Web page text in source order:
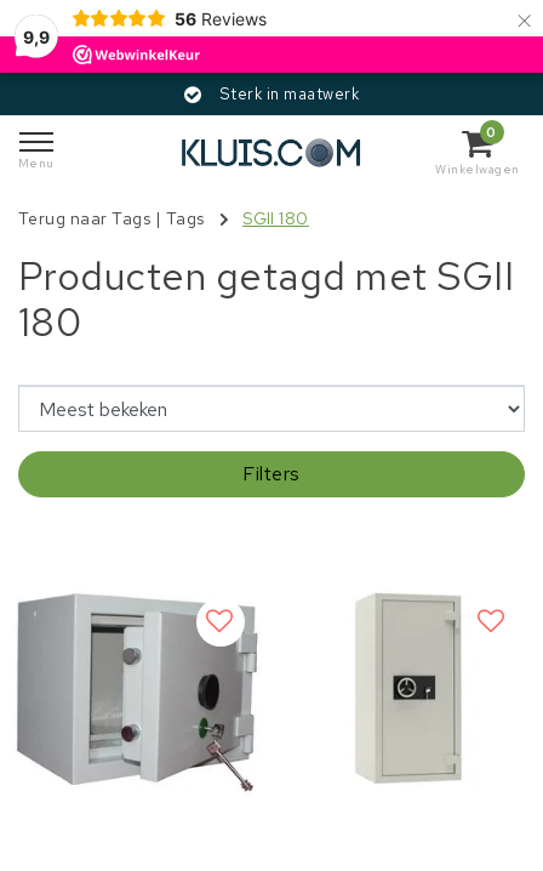
9,9
56 Reviews ×
Sterk in maatwerk
Menu
0
Winkelwagen
Terug naar Tags | Tags SGII 180
Producten getagd met SGII
180
Filters